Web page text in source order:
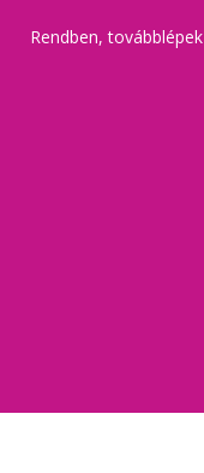
Rendben, továbblépek
okoz